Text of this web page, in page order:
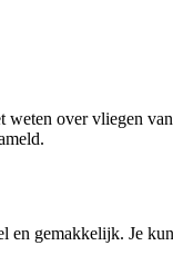
over vliegen
en gemakkelijk. Je